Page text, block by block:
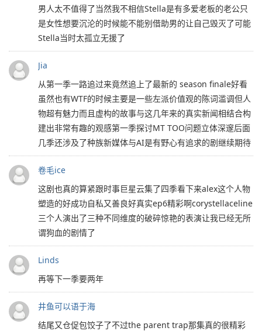
男人太不值得了当然我不相信Stella是有多爱老板的老公只
是女性想要沉沦的时候能不能别借助男的让自己毁灭了可能
Stella当时太孤立无援了
Jia
从第一季一路追过来竟然追上了最新的 season finale好看
虽然也有WTF的时候主要是一些左派价值观的陈词滥调但人
物超有魅力而且虚构的故事与这几年来的真实新闻相结合构
建出非常有趣的观感第一季探讨MT TOO问题立体深邃后面
几季还涉及了种族新媒体与AI是有野心有追求的剧继续期待
卷毛ice
这剧也真的算紧跟时事巨星云集了四季看下来alex这个人物
塑造的好成功自私又善良好真实ep6精彩啊corystellaceline
三个人演出了三种不同维度的破碎惊艳的表演让我已经无所
谓狗血的剧情了
Linds
再等下一季要两年
井鱼可以语于海
结尾又仓促包饺子了不过the parent trap那集真的很精彩